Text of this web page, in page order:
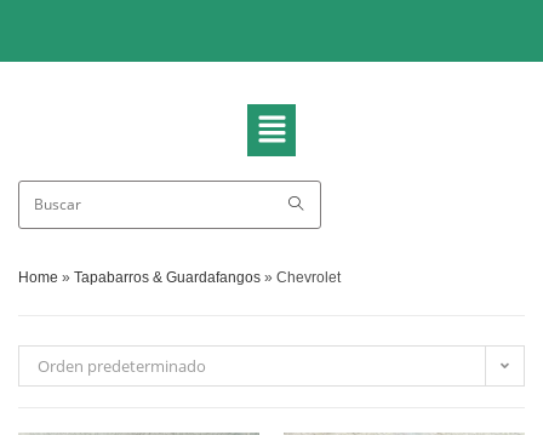
Home » Tapabarros & Guardafangos » Chevrolet
Orden predeterminado